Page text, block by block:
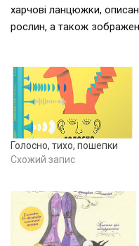
харчові ланцюжки,
рослин, а також
Голосно, тихо, пошепки
Схожий запис